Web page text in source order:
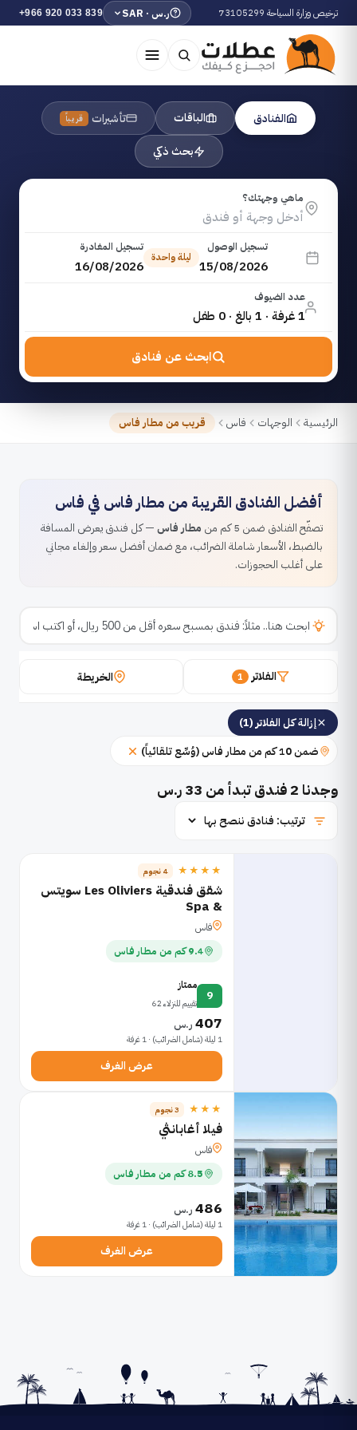
ترخيص وزارة السياحة 73105299 ر.س · SAR +966 920 033 839
الفنادق الباقات تأشيرات قريباً
بحث ذكي
ماهي وجهتك؟
تسجيل الوصول
15/08/2026
ليلة واحدة
تسجيل المغادرة
16/08/2026
عدد الضيوف
1 غرفة · 1 بالغ · 0 طفل
ابحث عن فنادق
الرئيسية الوجهات فاس قريب من مطار فاس
أفضل الفنادق القريبة من مطار فاس في فاس
تصفّح الفنادق ضمن 5 كم من مطار فاس— كل فندق يعرض المسافة
بالضبط، الأسعار شاملة الضرائب، مع ضمان أفضل سعر وإلغاء مجاني
على أغلب الحجوزات.
الفلاتر 1 الخريطة
إزالة كل الفلاتر (1)
ضمن 10 كم من مطار فاس (وُسِّع تلقائياً)
وجدنا 2فندق تبدأ من 33 ر.س
★★★★ 4 نجوم
شقق فندقية Les Oliviers سويتس
& Spa
فاس
9.4 كم من مطار فاس
9
ممتاز
تقييم للنزلاء 62
407 ر.س
1 ليلة (شامل الضرائب) · 1 غرفة
عرض الغرف
★★★ 3 نجوم
فيلا أغابانثي
فاس
8.5 كم من مطار فاس
486 ر.س
1 ليلة (شامل الضرائب) · 1 غرفة
عرض الغرف